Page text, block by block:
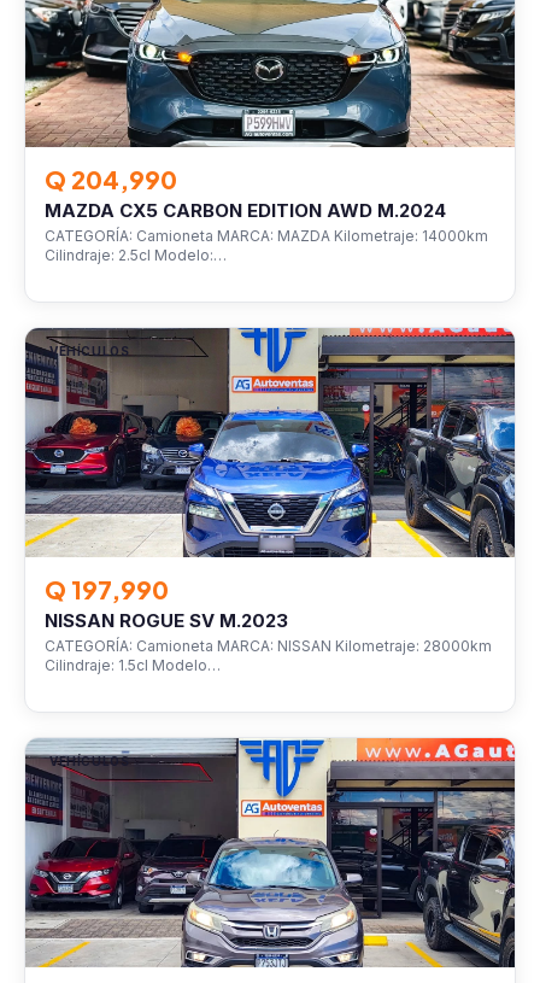
Q 204,990
MAZDA CX5 CARBON EDITION AWD M.2024
CATEGORÍA: Camioneta MARCA: MAZDA Kilometraje: 14000km
Cilindraje: 2.5cl Modelo:…
VEHÍCULOS
Q 197,990
NISSAN ROGUE SV M.2023
CATEGORÍA: Camioneta MARCA: NISSAN Kilometraje: 28000km
Cilindraje: 1.5cl Modelo…
VEHÍCULOS